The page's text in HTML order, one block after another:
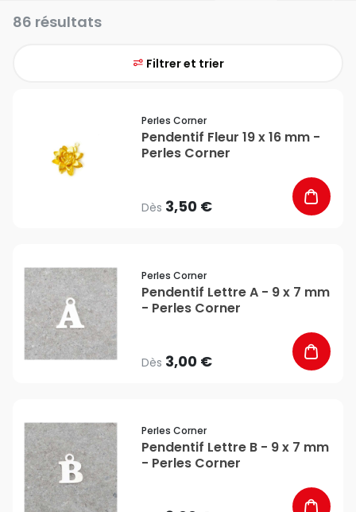
86 résultats
Filtrer et trier
Perles Corner
Pendentif Fleur 19 x 16 mm -
Perles Corner
Dès 3,50 €
Perles Corner
Pendentif Lettre A - 9 x 7 mm
- Perles Corner
Dès 3,00 €
Perles Corner
Pendentif Lettre B - 9 x 7 mm
- Perles Corner